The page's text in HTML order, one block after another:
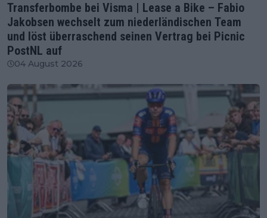
Transferbombe bei Visma | Lease a Bike – Fabio
Jakobsen wechselt zum niederländischen Team
und löst überraschend seinen Vertrag bei Picnic
PostNL auf
04 August 2026